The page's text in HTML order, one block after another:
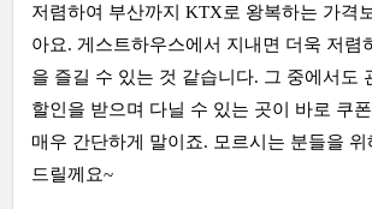
저렴하여 부산까지 KTX로 왕복하는 가격
아요. 게스트하우스에서 지내면 더욱 저렴
을 즐길 수 있는 것 같습니다. 그 중에서도
할인을 받으며 다닐 수 있는 곳이 바로 쿠
매우 간단하게 말이죠. 모르시는 분들을
드릴께요~